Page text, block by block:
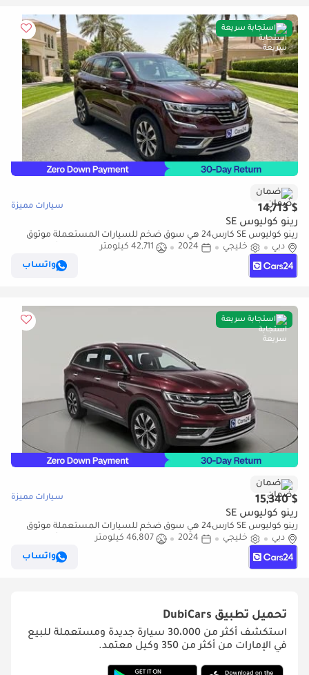
استجابة سريعة
ضمان
$ 14,713 سيارات مميزة
رينو كوليوس SE
رينو كوليوس SE كارس24 هي سوق ضخم للسيارات المستعملة موثوق
ومضمون ٪كارس24 هي سوق ضخم للسيارات المستعملة موثوق
دبي خليجي 2024
42,711 كيلومتر
واتساب
استجابة سريعة
ضمان
$ 15,340 سيارات مميزة
رينو كوليوس SE
رينو كوليوس SE كارس24 هي سوق ضخم للسيارات المستعملة موثوق
ومضمون ٪كارس24 هي سوق ضخم للسيارات المستعملة موثوق
دبي خليجي 2024
46,807 كيلومتر
واتساب
تحميل تطبيق DubiCars
استكشف أكثر من 30،000 سيارة جديدة ومستعملة للبيع
في الإمارات من أكثر من 350 وكيل معتمد.